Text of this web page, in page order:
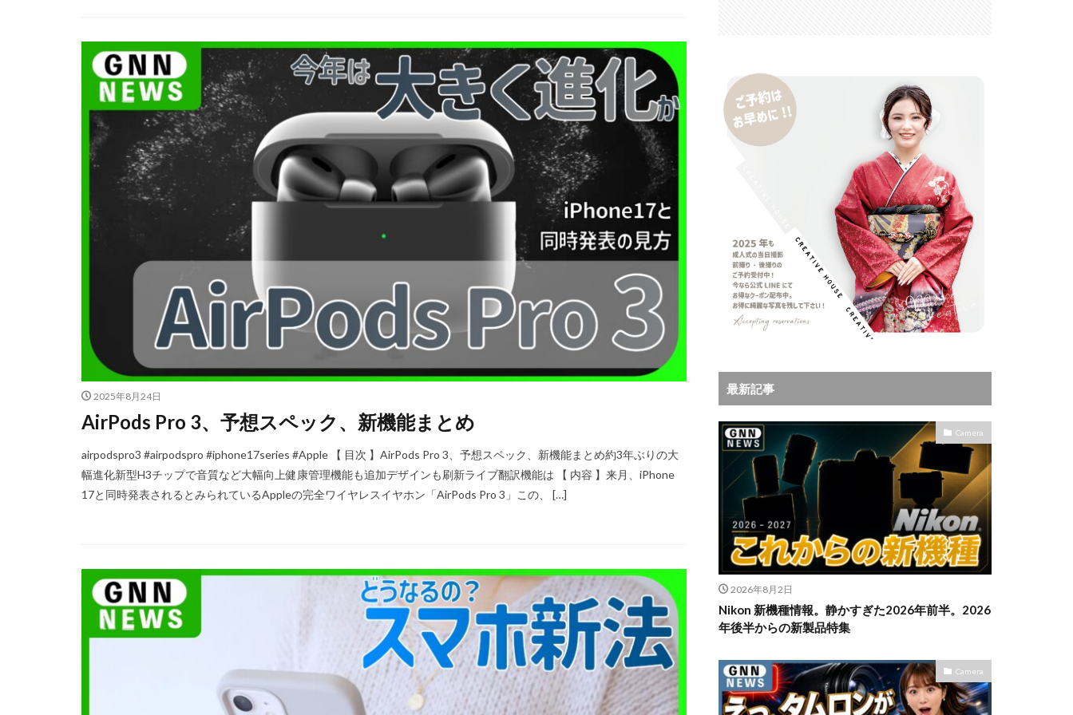
2025年8月24日
AirPods Pro 3、予想スペック、新機能まとめ
airpodspro3 #airpodspro #iphone17series #Apple 【 目次 】AirPods Pro 3、予想スペック、新機能まとめ約3年ぶりの大
幅進化新型H3チップで音質など大幅向上健康管理機能も追加デザインも刷新ライブ翻訳機能は 【 内容 】来月、iPhone
17と同時発表されるとみられているAppleの完全ワイヤレスイヤホン「AirPods Pro 3」この、 […]
最新記事
Camera
2026年8月2日
Nikon 新機種情報。静かすぎた2026年前半。2026
年後半からの新製品特集
Camera
EOS R8 Mark II EOS RC EOSR6M3 FE 24-200mm F2.8-4.5G OSS
FE 400-800mm F6.3-8 G
FE 50-105mm F2.8 G
FE 85mm F1.4 GM II FE16mm F1.8 G FE400-800mm F6.3-8 G
FX5
Galaxy S24 GalaxyＳ25 GalaxyＳ25 ultra GalaxyＳ25 エッジ
GPT-5.6
Hasselblad Hasselblad X2D II 100C HomePod iMac Instagram iOS
iOS 16
iOS 17.3.1
iOS 17.4 iOS 18.3 iOS 26.4 iOS 27 iOS16 iPad
iPad mini
iPad Pro 2024
iPadOS 18.3 iPhone iPhone 14 Plus iPhone 14 Pro
iPhone 14 Pro Max
iPhone 18 Pro 機密情報流出
iPhone 2024 iPhone 2025 iPhone 2026
iPhone 22026
iPhone Air 価格
iPhone Fold iPhone Gemini iPhone カメラ
iPhone マイナンバーカード
iPhone 予約日
iPhone14 iPhone16 iPhone16E iPhone16Pro iPhone17
iPhone17 Pro MAX iPhone17 Pro MAX 価格
iPhone17 価格
iPhone17Air スペック
iPhone17Air 価格 iPhone17Air 発売日 iPhone17e
iPhone17e 価格
iPhone17e 新色
iPhone17e 発売日 iPhone17e 発表日 iphone17promax
iphone17series
iPhone17カメラ
iPhone18 iPhone18 Pro iPhone18 カメラ
iPhone18 バッテリー
iPhone18 価格
iPhone18Pro iPhone18ProMAX iPhone19 iPhoneAir2
iPhoneSE 4
iPhoneSE 4 いつ iPhoneSE 4 リーク iPhoneSE4 iPhoneSE4 価格
Leica M EV1
Leica Q3 monochrome
M2 MAX MacBook Pro
M2 Pro MacBook Pro
M2Pro MacBook Pro M3 MacBook Air M4 iPad Air
M4 iPad Air スペック
M4 iPad Air 価格
M4 iPad Air 発売日 M4 MacBook Air M4 MacBook Pro
M5 MacBook Air
M5 MacBook Pro
M5MAX MacBook Pro M5pro MacBook Pro
M5Ultra
MacBook Air 2024
MacBook Air 2026
MacBook Air M4 MacBook Neo MacBook Pro
MacBook Pro 2024
MacBook Pro 2026
macOS Sequoia 15.3 macOS Tahoe 26.4 MacStudio Mamiya
Microsoft
NIIKOR Z nikkor NIKKOR 70-200 f/2.8 VR S Ⅱ NIKKOR Z
NIKKOR Z 120-300mm
NIKKOR Z 120-300mm f/2.8 TC
NIKKOR Z 24 70mm f:2 8 S Ⅱ
NIKKOR Z 24-105mm f/4-7.1
NIKKOR Z 24-70mm f/2.8 S II
NIKKOR Z 24-70mm f/2.8 S Ⅱ
NIKKOR Z 28-135mm f/4 PZ
NIKKOR Z 28-135mm f/4 PZ 発売
NIKKOR Z 35mm f/1.2 S NIKKOR Z 35mm f/1.4
NIKKOR Z 35mm f/1.4 S
NIKKOR Z 70-200mm f/2.8 VR S II
NIKKOR Z 70-200mm f/2.8 VR S II 予約日
NIKKOR Z 70-200mm f/2.8 VR S II 価格
NIKKOR Z 70-200mm f/2.8 VR S II 発売日
Nikon Nikon 2026 Nikon 2027 nikon 35mm 1.2